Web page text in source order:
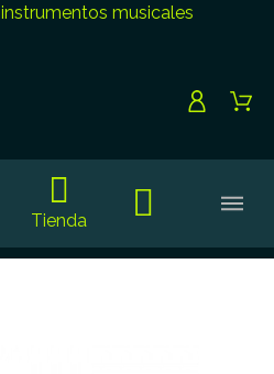
instrumentos musicales
Tienda